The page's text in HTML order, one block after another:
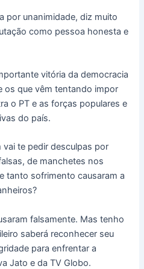
por unanimidade, diz muito
como pessoa honesta e
vitória da democracia
os que vêm tentando impor
o PT e as forças populares e
do país.
vai te pedir desculpas por
de manchetes nos
tanto sofrimento causaram a
falsamente. Mas tenho
saberá reconhecer seu
para enfrentar a
Jato e da TV Globo.